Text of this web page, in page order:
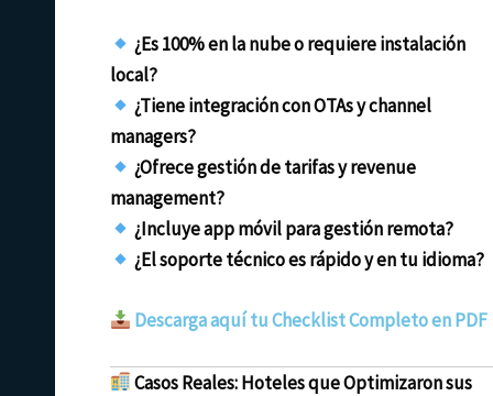
¿Es 100% en la nube o requiere instalación
local?
¿Tiene integración con OTAs y channel
managers?
¿Ofrece gestión de tarifas y revenue
management?
¿Incluye app móvil para gestión remota?
¿El soporte técnico es rápido y en tu idioma?
Descarga aquí tu Checklist Completo en PDF
Casos Reales: Hoteles que Optimizaron sus